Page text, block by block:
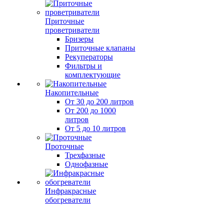
Приточные
проветриватели
Бризеры
Приточные клапаны
Рекуператоры
Фильтры и
комплектующие
Накопительные
От 30 до 200 литров
От 200 до 1000
литров
От 5 до 10 литров
Проточные
Трехфазные
Однофазные
Инфракрасные
обогреватели